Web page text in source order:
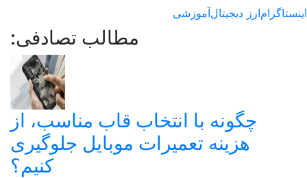
ارز دیجیتالآموزشی
مطالب تصادفی:
چگونه با انتخاب قاب مناسب، از
هزینه‌ تعمیرات موبایل جلوگیری
کنیم؟